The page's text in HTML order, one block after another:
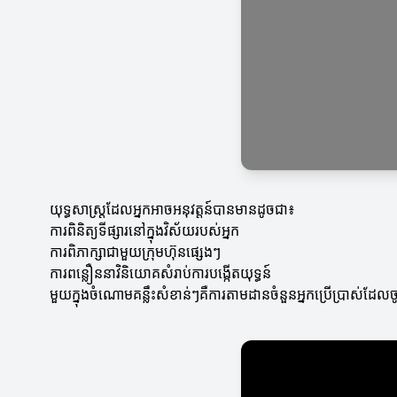
យុទ្ធសាស្ត្រដែលអ្នកអាចអនុវត្តន៍បានមានដូចជា៖
ការពិនិត្យទីផ្សារនៅក្នុងវិស័យរបស់អ្នក
ការពិភាក្សាជាមួយក្រុមហ៊ុនផ្សេងៗ
ការពន្លឿននាវិនិយោគសំរាប់ការបង្កើតយុទ្ធន៍
មួយក្នុងចំណោមគន្លឹះសំខាន់ៗគឺការតាមដានចំនួនអ្នកប្រើប្រាស់ដែល